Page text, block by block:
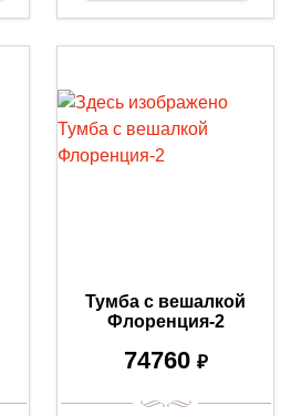
Тумба с вешалкой
Флоренция-2
74760 ₽